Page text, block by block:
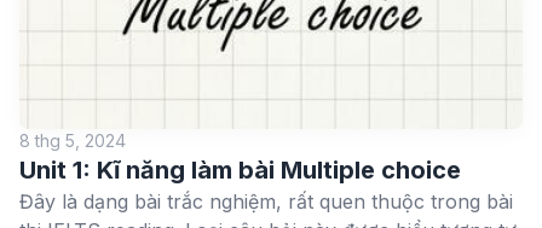
8 thg 5, 2024
Unit 1: Kĩ năng làm bài Multiple choice
Đây là dạng bài trắc nghiệm, rất quen thuộc trong bài